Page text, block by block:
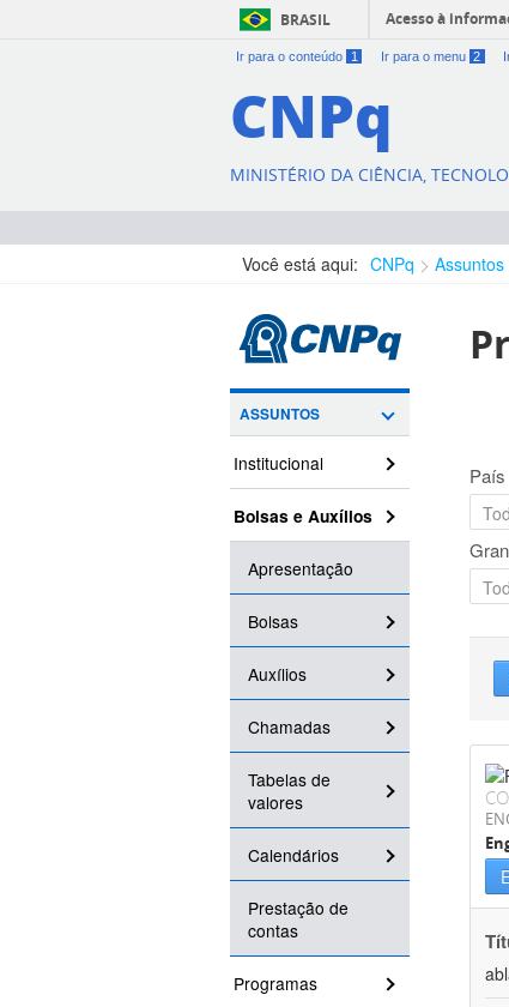
BRASIL Acesso à
Ir para o conteúdo 1 Ir para o menu 2
CNPq
MINISTÉRIO DA CIÊNCIA,
Você está aqui: CNPq Assuntos
ASSUNTOS
Institucional
Bolsas e Auxílios
Apresentação
Bolsas
Auxílios
Chamadas
Tabelas de
valores
Calendários
Prestação de
contas
Programas
País